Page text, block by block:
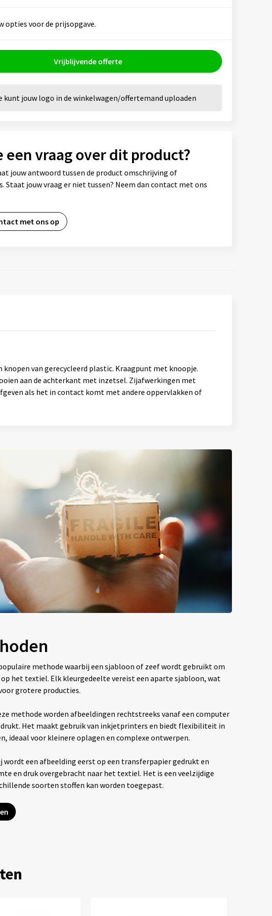
opties voor de prijsopgave.
Vrijblijvende offerte
kunt jouw logo in de winkelwagen/offertemand uploaden
een vraag over dit product?
jouw antwoord tussen de product omschrijving of
Staat jouw vraag er niet tussen? Neem dan contact met ons
met ons op
knopen van gerecycleerd plastic. Kraagpunt met knoopje.
aan de achterkant met inzetsel. Zijafwerkingen met
als het in contact komt met andere oppervlakken of
methode waarbij een sjabloon of zeef wordt gebruikt om
het textiel. Elk kleurgedeelte vereist een aparte sjabloon, wat
grotere producties.
methode worden afbeeldingen rechtstreeks vanaf een computer
Het maakt gebruik van inkjetprinters en biedt flexibiliteit in
ideaal voor kleinere oplagen en complexe ontwerpen.
wordt een afbeelding eerst op een transferpapier gedrukt en
en druk overgebracht naar het textiel. Het is een veelzijdige
soorten stoffen kan worden toegepast.